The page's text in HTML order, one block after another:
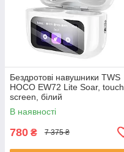
Бездротові навушники TWS
HOCO EW72 Lite Soar, touch
screen, білий
В наявності
780 ₴ 7 375 ₴